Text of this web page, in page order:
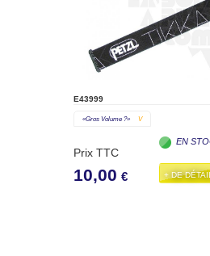
E43999
«gros Volume ?» V
Prix TTC
10,00 €
EN
+ DE